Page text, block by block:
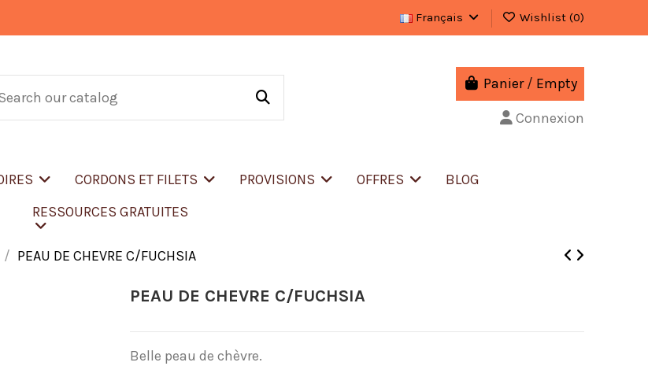
Français Wishlist (0)
Panier / Empty
Connexion
CORDONS ET FILETS PROVISIONS OFFRES
BLOG
RESSOURCES GRATUITES
PEAU DE CHEVRE C/FUCHSIA
PEAU DE CHEVRE C/FUCHSIA
Belle peau de chèvre.